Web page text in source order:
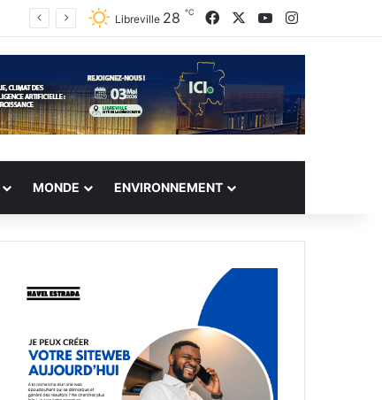
Libreville 28 ℃ FacebookYouTubeInstagram
MONDE ENVIRONNEMENT